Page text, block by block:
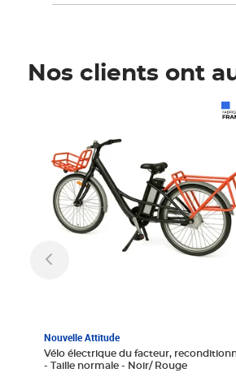
Nos clients ont
Nouvelle Attitude
Vélo électrique du facteur,
- Taille normale - Noir/ Rouge